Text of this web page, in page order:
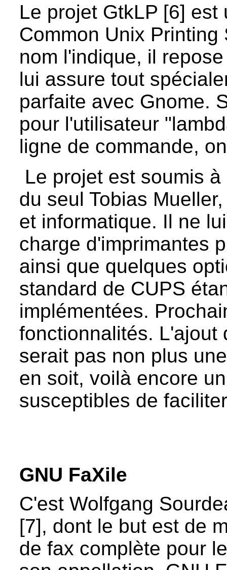
Le projet GtkLP [6]
Common Unix
nom l'indique, il
lui assure tout
parfaite avec Gnome.
pour l'utilisateur
ligne de commande,
Le projet est soumis
du seul Tobias
et informatique. Il ne
charge d'imprimantes
ainsi que quelques
standard de CUPS
implémentées.
fonctionnalités. L'ajout
serait pas non plus
en soit, voilà encore
susceptibles de
GNU FaXile
C'est Wolfgang
[7], dont le but est de
de fax complète pour